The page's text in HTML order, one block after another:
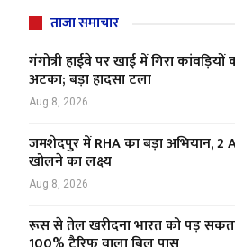
ताजा समाचार
गंगोत्री हाईवे पर खाई में गिरा
अटका; बड़ा हादसा टला
Aug 8, 2026
जमशेदपुर में RHA का बड़ा अभियान, 2
खोलने का लक्ष्य
Aug 8, 2026
रूस से तेल खरीदना भारत को पड़ सकता